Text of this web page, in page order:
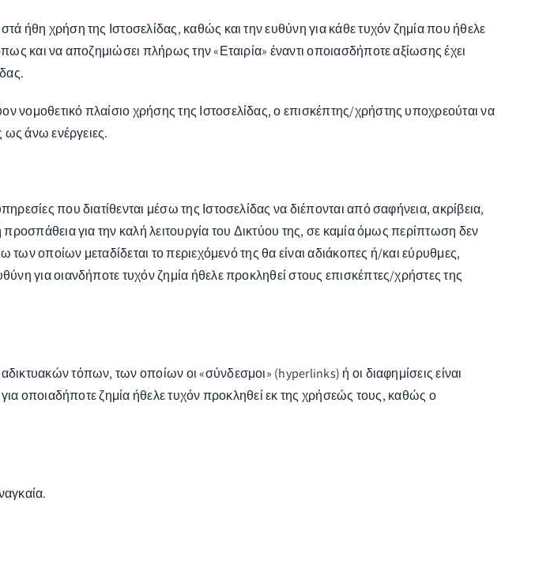
ήθη χρήση της Ιστοσελίδας, καθώς και την ευθύνη για κάθε τυχόν ζημία που ήθελε
και να αποζημιώσει πλήρως την «Εταιρία» έναντι οποιασδήποτε αξίωσης έχει
νομοθετικό πλαίσιο χρήσης της Ιστοσελίδας, ο επισκέπτης/χρήστης υποχρεούται να
ως άνω ενέργειες.
που διατίθενται μέσω της Ιστοσελίδας να διέπονται από σαφήνεια, ακρίβεια,
προσπάθεια για την καλή λειτουργία του Δικτύου της, σε καμία όμως περίπτωση δεν
των οποίων μεταδίδεται το περιεχόμενό της θα είναι αδιάκοπες ή/και εύρυθμες,
για οιανδήποτε τυχόν ζημία ήθελε προκληθεί στους επισκέπτες/χρήστες της
τόπων, των οποίων οι «σύνδεσμοι» (hyperlinks) ή οι διαφημίσεις είναι
για οποιαδήποτε ζημία ήθελε τυχόν προκληθεί εκ της χρήσεώς τους, καθώς ο